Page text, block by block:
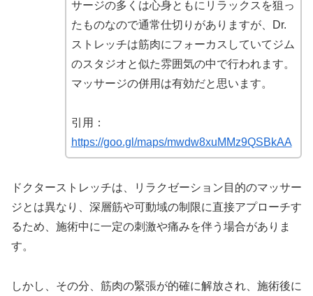
サージの多くは心身ともにリラックスを狙っ
たものなので通常仕切りがありますが、Dr.
ストレッチは筋肉にフォーカスしていてジム
のスタジオと似た雰囲気の中で行われます。
マッサージの併用は有効だと思います。
引用：
https://goo.gl/maps/mwdw8xuMMz9QSBkAA
ドクターストレッチは、リラクゼーション目的のマッサー
ジとは異なり、深層筋や可動域の制限に直接アプローチす
るため、施術中に一定の刺激や痛みを伴う場合がありま
す。
しかし、その分、筋肉の緊張が的確に解放され、施術後に